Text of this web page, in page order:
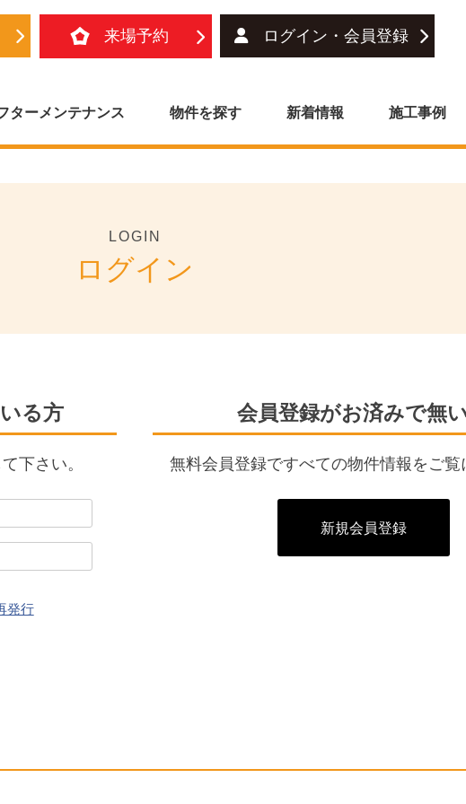
来場予約 ログイン・会員登録
ターメンテナンス 物件を探す 新着情報 施工事例
LOGIN
ログイン
る方
下さい。
発行
会員登録がお済みで無
無料会員登録ですべての物件情報をご覧
新規会員登録